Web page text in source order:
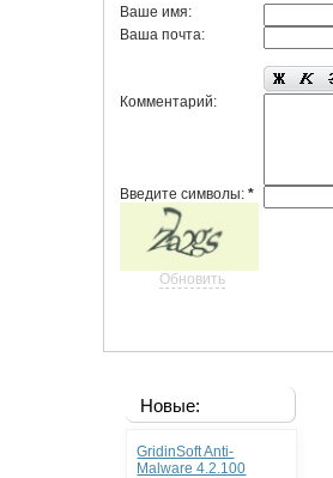
Ваше имя:
Ваша почта:
Комментарий:
Введите символы:*
Обновить
Новые:
GridinSoft Anti-
Malware 4.2.100